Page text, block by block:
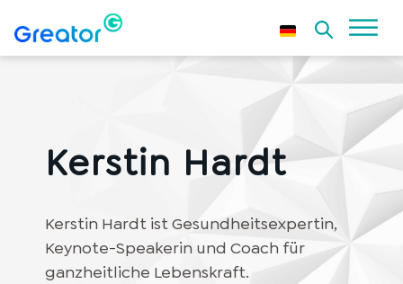
Kerstin Hardt
Kerstin Hardt ist Gesundheitsexpertin,
Keynote-Speakerin und Coach für
ganzheitliche Lebenskraft.